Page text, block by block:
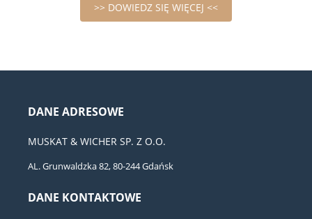
>> DOWIEDZ SIĘ WIĘCEJ <<
DANE ADRESOWE
MUSKAT & WICHER SP. Z O.O.
AL. Grunwaldzka 82, 80-244 Gdańsk
DANE KONTAKTOWE